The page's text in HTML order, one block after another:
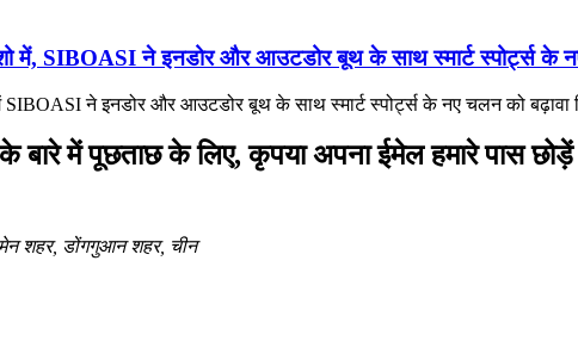
शो में, SIBOASI ने इनडोर और आउटडोर बूथ के साथ स्मार्ट स्पोर्ट्स के
SIBOASI ने इनडोर और आउटडोर बूथ के साथ स्मार्ट स्पोर्ट्स के नए चलन को बढ़ावा
के बारे में पूछताछ के लिए, कृपया अपना ईमेल हमारे पास
शहर, डोंगगुआन शहर, चीन